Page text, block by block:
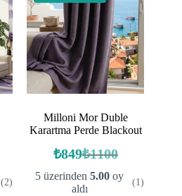
(2)
Milloni Mor Duble
Karartma Perde Blackout
₺1100
Orijinal
fiyat:
₺1100.
₺849 Şu
andaki
fiyat:
5 üzerinden5.00 oy
aldı
(1)